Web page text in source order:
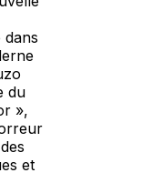
du
»,
et